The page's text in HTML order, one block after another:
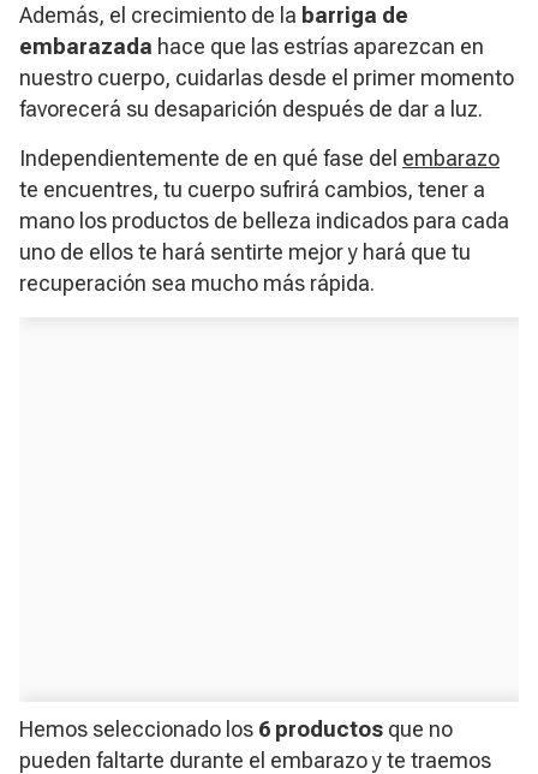
Además, el crecimiento de la barriga de
embarazada hace que las estrías aparezcan en
nuestro cuerpo, cuidarlas desde el primer momento
favorecerá su desaparición después de dar a luz.
Independientemente de en qué fase del embarazo
te encuentres, tu cuerpo sufrirá cambios, tener a
mano los productos de belleza indicados para cada
uno de ellos te hará sentirte mejor y hará que tu
recuperación sea mucho más rápida.
Hemos seleccionado los 6 productos que no
pueden faltarte durante el embarazo y te traemos